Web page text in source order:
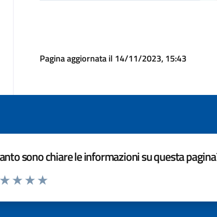
Pagina aggiornata il 14/11/2023, 15:43
sono chiare le informazioni su questa
da 1 a 5 stelle la pagina